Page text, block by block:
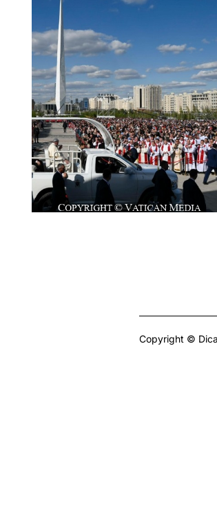
Copyright ©